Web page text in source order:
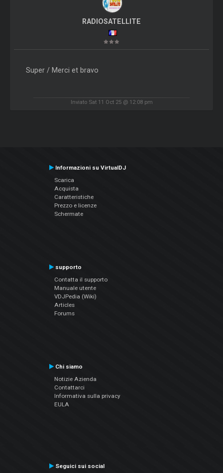
RADIOSATELLITE
Super / Merci et bravo
Inviato Sat 11 Oct 25 @ 12:08 pm
Informazioni su VirtualDJ
Scarica
Acquista
Caratteristiche
Prezzo e licenze
Schermate
supporto
Contatta il supporto
Manuale utente
VDJPedia (Wiki)
Articles
Forums
Chi siamo
Notizie Azienda
Contattarci
Informativa sulla privacy
EULA
Seguici sui social